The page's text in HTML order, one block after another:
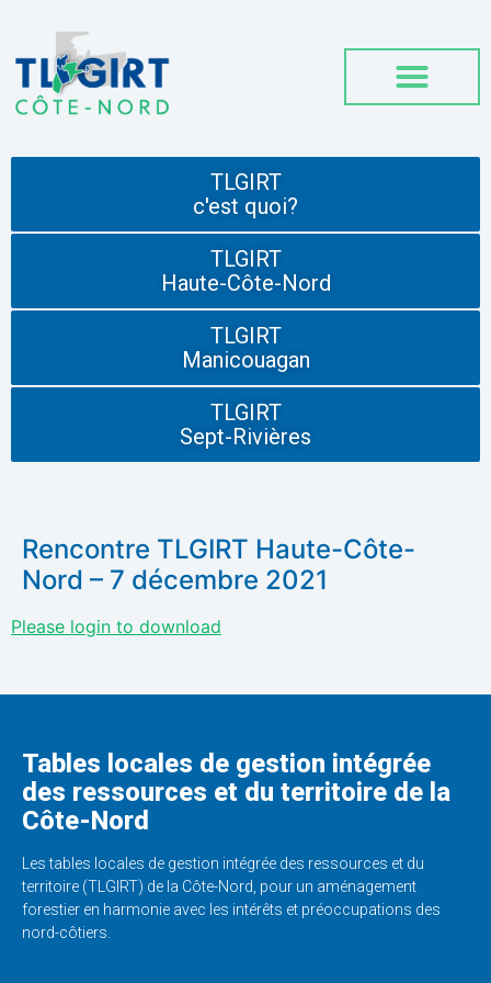
TLGIRT
c'est quoi?
TLGIRT
Haute-Côte-Nord
TLGIRT
Manicouagan
TLGIRT
Sept-Rivières
Rencontre TLGIRT Haute-Côte-
Nord – 7 décembre 2021
Please login to download
Tables locales de gestion intégrée
des ressources et du territoire de la
Côte-Nord
Les tables locales de gestion intégrée des ressources et du
territoire (TLGIRT) de la Côte-Nord, pour un aménagement
forestier en harmonie avec les intérêts et préoccupations des
nord-côtiers.